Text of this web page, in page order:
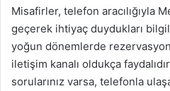
Misafirler, telefon aracılığıyla
geçerek ihtiyaç duydukları
yoğun dönemlerde
iletişim kanalı oldukça
sorularınız varsa, telefonla